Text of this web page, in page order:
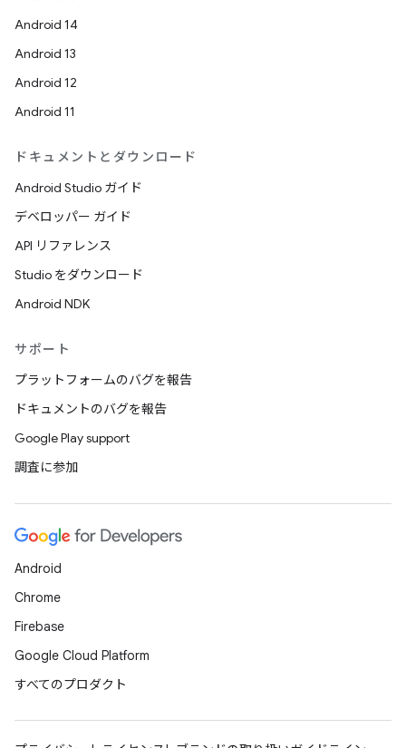
Android 14
Android 13
Android 12
Android 11
ドキュメントとダウンロード
Android Studio ガイド
デベロッパー ガイド
API リファレンス
Studio をダウンロード
Android NDK
サポート
プラットフォームのバグを報告
ドキュメントのバグを報告
Google Play support
調査に参加
Android
Chrome
Firebase
Google Cloud Platform
すべてのプロダクト